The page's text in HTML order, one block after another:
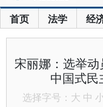
首页 法学 经
宋丽娜：选举
中国式民
选择字号： 大 中